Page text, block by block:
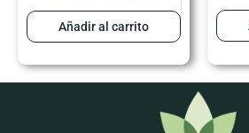
Añadir al carrito